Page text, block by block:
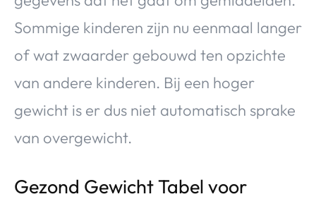
Sommige kinderen zijn nu eenmaal langer
of wat zwaarder gebouwd ten opzichte
van andere kinderen. Bij een hoger
gewicht is er dus niet automatisch sprake
van overgewicht.
Gezond Gewicht Tabel voor